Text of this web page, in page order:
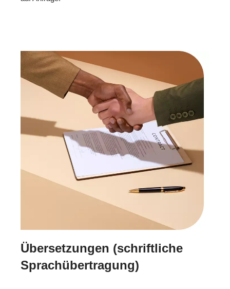
Übersetzungen (schriftliche
Sprachübertragung)